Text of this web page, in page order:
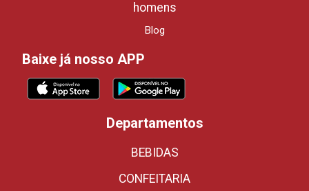
homens
Blog
Baixe já nosso APP
Departamentos
BEBIDAS
CONFEITARIA